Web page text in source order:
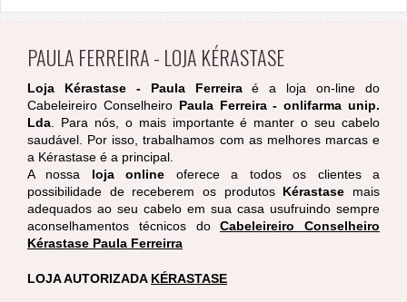
PAULA FERREIRA - LOJA KÉRASTASE
Loja Kérastase - Paula Ferreiraé a loja on-line do
Cabeleireiro ConselheiroPaula Ferreira - onlifarma unip.
Lda . Para nós, o mais importante é manter o seu cabelo
saudável. Por isso, trabalhamos com as melhores marcas e
a Kérastase é a principal.
A nossa loja online oferece a todos os clientes a
possibilidade de receberem os produtos Kérastase mais
adequados ao seu cabelo em sua casa usufruindo sempre
aconselhamentos técnicos doCabeleireiro Conselheiro
Kérastase Paula Ferreirra
LOJA AUTORIZADA KÉRASTASE